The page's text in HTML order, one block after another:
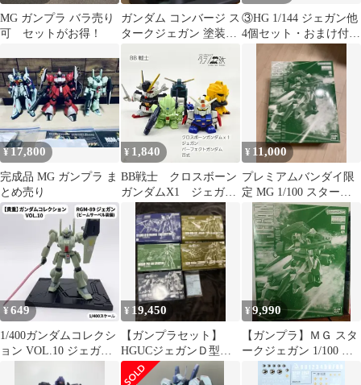
MG ガンプラ バラ売り
可 セットがお得！
ガンダム コンバージ ス
タークジェガン 塗装品
ユニコーンガンダム
③HG 1/144 ジェガン他
4個セット・おまけ付き
(詳細は商品説明に記
¥17,800
完成品 MG ガンプラ ま
とめ売り
¥ 1,840
BB戦士 クロスボーン
ガンダムX1 ジェガ
ン パーフェクトガン
ダム 百式 +ジャン
ク ガンプラ リユー
ス品 ジャンク
¥ 11,000
プレミアムバンダイ限
定 MG 1/100 スターク
ジェガン 新品 ガンダム
UC
¥649
1/400ガンダムコレクシ
ョン VOL.10 ジェガン
¥ 19,450
【ガンプラセット】
HGUCジェガンＤ型、
トーリスリッター、限
定デカール等
¥9,990
【ガンプラ】ＭＧ スタ
ークジェガン 1/100 プ
レバン限定 新品・未組